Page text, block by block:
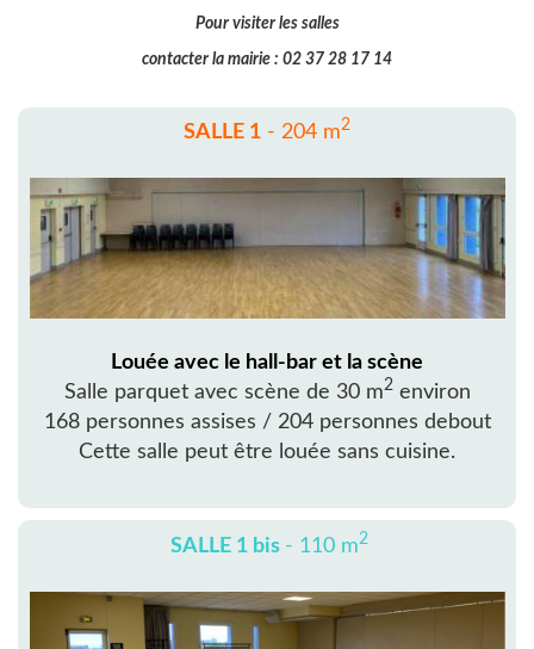
Pour visiter les salles
contacter la mairie : 02 37 28 17 14
SALLE 1 - 204 m2
Louée avec le hall-bar et la scène
Salle parquet avec scène de 30 m2environ
168 personnes assises / 204 personnes debout
Cette salle peut être louée sans cuisine.
SALLE 1 bis - 110 m2